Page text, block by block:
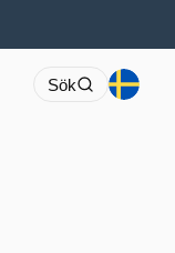
Sök